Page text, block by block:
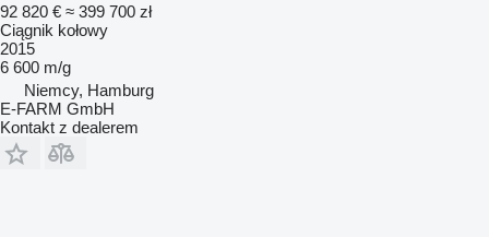
92 820 € ≈ 399 700 zł
Ciągnik kołowy
2015
6 600 m/g
Niemcy, Hamburg
E-FARM GmbH
Kontakt z dealerem